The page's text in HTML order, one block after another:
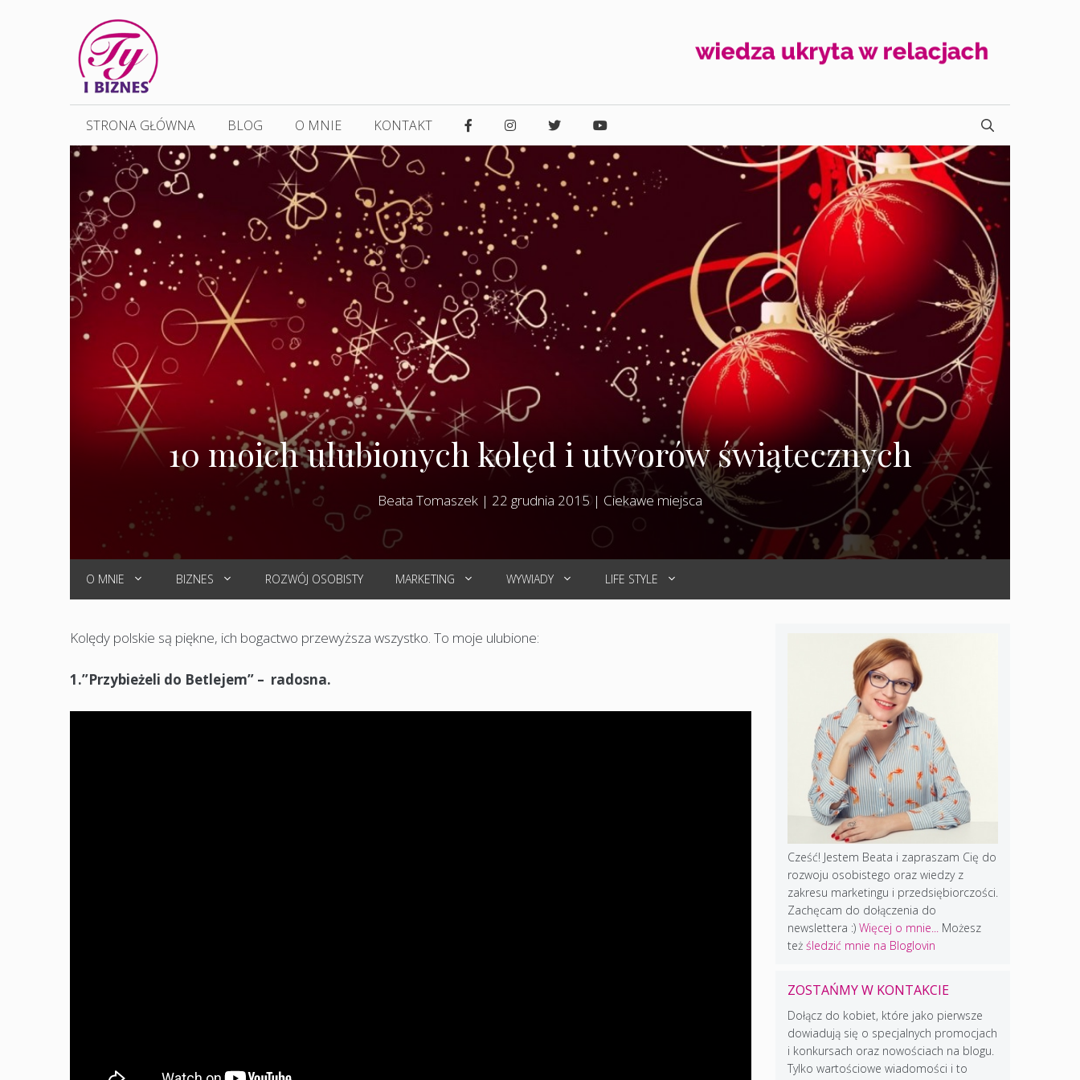
STRONA GŁÓWNA BLOG O MNIE KONTAKT
10 moich ulubionych kolęd i utworów świątecznych
Beata Tomaszek | 22 grudnia 2015 | Ciekawe miejsca
O MNIE BIZNES ROZWÓJ OSOBISTY MARKETING WYWIADY LIFE STYLE
Kolędy polskie są piękne, ich bogactwo przewyższa wszystko. To moje ulubione:
1.”Przybieżeli do Betlejem” – radosna.
Cześć! Jestem Beata i zapraszam Cię do
rozwoju osobistego oraz wiedzy z
zakresu marketingu i przedsiębiorczości.
Zachęcam do dołączenia do
newslettera :) Więcej o mnie...Możesz
też śledzić mnie na Bloglovin
ZOSTAŃMY W KONTAKCIE
Dołącz do kobiet, które jako pierwsze
dowiadują się o specjalnych promocjach
i konkursach oraz nowościach na blogu.
Tylko wartościowe wiadomości i to